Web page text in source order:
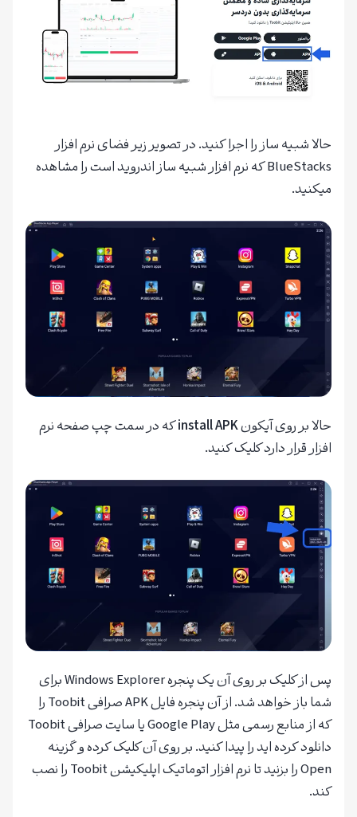
حالا شبیه ساز را اجرا کنید. در تصویر زیر فضای نرم افزار
BlueStacks که نرم افزار شبیه ساز اندروید است را مشاهده
میکنید.
حالا بر روی آیکونinstall APKکه در سمت چپ صفحه نرم
افزار قرار دارد کلیک کنید.
پس از کلیک بر روی آن یک پنجره Windows Explorer برای
شما باز خواهد شد. از آن پنجره فایل APK صرافی Toobit را
که از منابع رسمی مثل Google Play یا سایت صرافی Toobit
دانلود کرده اید را پیدا کنید. بر روی آن کلیک کرده و گزینه
Open را بزنید تا نرم افزار اتوماتیک اپلیکیشن Toobit را نصب
کند.